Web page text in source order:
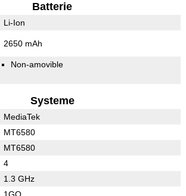
Batterie
Li-Ion
2650 mAh
Non-amovible
Systeme
MediaTek
MT6580
MT6580
4
1.3 GHz